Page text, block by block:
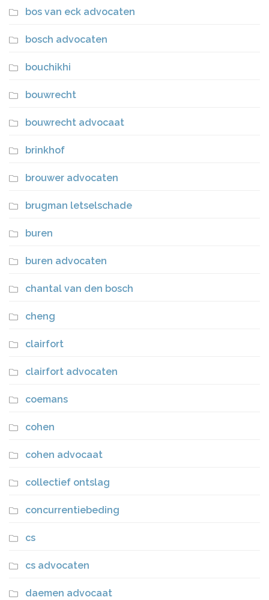
bos van eck advocaten
bosch advocaten
bouchikhi
bouwrecht
bouwrecht advocaat
brinkhof
brouwer advocaten
brugman letselschade
buren
buren advocaten
chantal van den bosch
cheng
clairfort
clairfort advocaten
coemans
cohen
cohen advocaat
collectief ontslag
concurrentiebeding
cs
cs advocaten
daemen advocaat